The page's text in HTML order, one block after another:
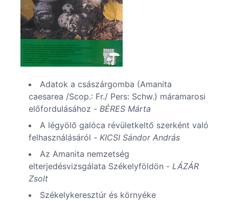
Adatok a császárgomba (Amanita
caesarea /Scop.: Fr./ Pers: Schw.) máramarosi
előfordulásához - BÉRES Márta
A légyölő galóca révületkeltő szerként való
felhasználásáról - KICSI Sándor András
Az Amanita nemzetség
elterjedésvizsgálata Székelyföldön - LÁZÁR
Zsolt
Székelykeresztúr és környéke